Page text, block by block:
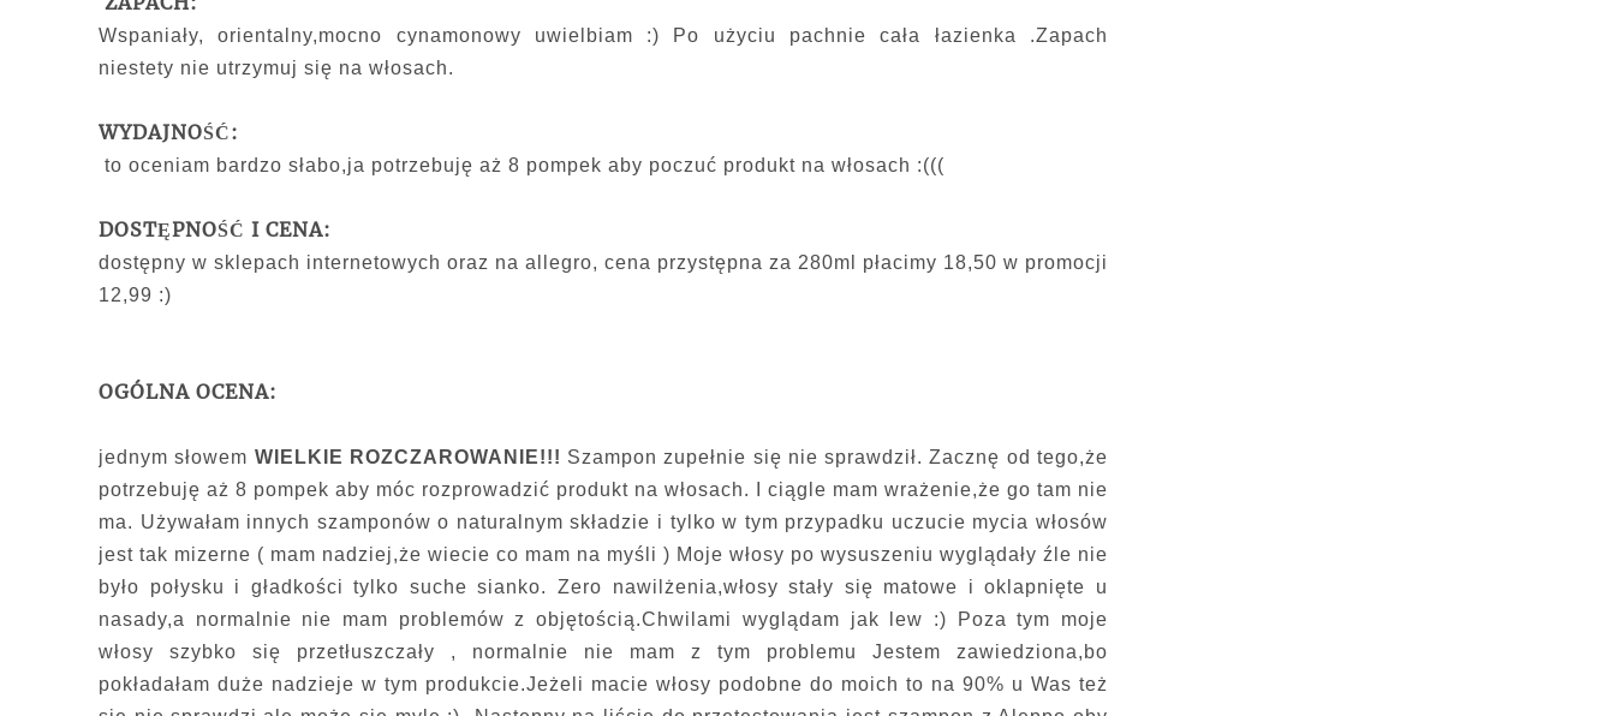
Wspaniały, orientalny,mocno cynamonowy uwielbiam :) Po użyciu pachnie cała łazienka .Zapach
niestety nie utrzymuj się na włosach.
WYDAJNOŚĆ:
to oceniam bardzo słabo,ja potrzebuję aż 8 pompek aby poczuć produkt na włosach :(((
DOSTĘPNOŚĆ I CENA:
dostępny w sklepach internetowych oraz na allegro, cena przystępna za 280ml płacimy 18,50 w promocji
12,99 :)
OGÓLNA OCENA:
jednym słowem WIELKIE ROZCZAROWANIE!!! Szampon zupełnie się nie sprawdził. Zacznę od tego,że
potrzebuję aż 8 pompek aby móc rozprowadzić produkt na włosach. I ciągle mam wrażenie,że go tam nie
ma. Używałam innych szamponów o naturalnym składzie i tylko w tym przypadku uczucie mycia włosów
jest tak mizerne ( mam nadziej,że wiecie co mam na myśli ) Moje włosy po wysuszeniu wyglądały źle nie
było połysku i gładkości tylko suche sianko. Zero nawilżenia,włosy stały się matowe i oklapnięte u
nasady,a normalnie nie mam problemów z objętością.Chwilami wyglądam jak lew :) Poza tym moje
włosy szybko się przetłuszczały , normalnie nie mam z tym problemu Jestem zawiedziona,bo
pokładałam duże nadzieje w tym produkcie.Jeżeli macie włosy podobne do moich to na 90% u Was też